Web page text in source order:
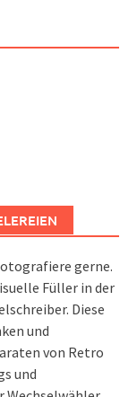
gerne.
Füller in der
Diese
und
von Retro
und